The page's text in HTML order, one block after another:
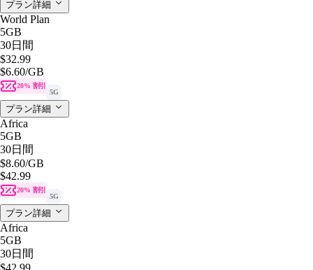
プラン詳細
World Plan
5GB
30日間
$32.99
$6.60/GB
20% 割引
5G
プラン詳細
Africa
5GB
30日間
$8.60/GB
$42.99
20% 割引
5G
プラン詳細
Africa
5GB
30日間
$42.99